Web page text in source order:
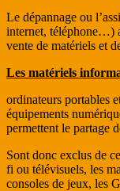
Le dépannage ou
internet, téléphone…)
vente de matériels et
Les matériels
ordinateurs portables
équipements
permettent le partage
Sont donc exclus de
fi ou télévisuels, les
consoles de jeux, les